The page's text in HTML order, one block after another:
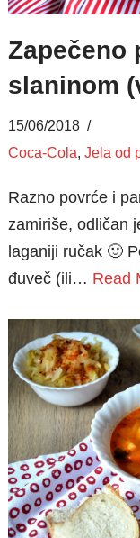
Zapečeno
slaninom
15/06/2018
Coca-Cola, Jela od
Razno povrće i
zamiriše, odličan
laganiji ručak 🙂
đuveč (ili… Read